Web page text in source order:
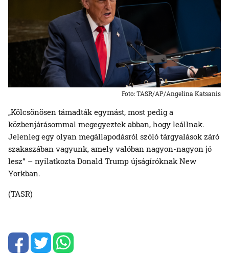
Foto: TASR/AP/Angelina Katsanis
„Kölcsönösen támadták egymást, most pedig a
közbenjárásommal megegyeztek abban, hogy leállnak.
Jelenleg egy olyan megállapodásról szóló tárgyalások záró
szakaszában vagyunk, amely valóban nagyon-nagyon jó
lesz” – nyilatkozta Donald Trump újságíróknak New
Yorkban.
(TASR)